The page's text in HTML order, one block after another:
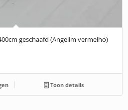
geschaafd (Angelim vermelho)
Toon details